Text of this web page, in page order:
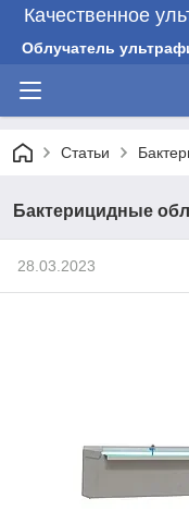
Качественное
Облучатель
Статьи
Бактерицидные
28.03.2023